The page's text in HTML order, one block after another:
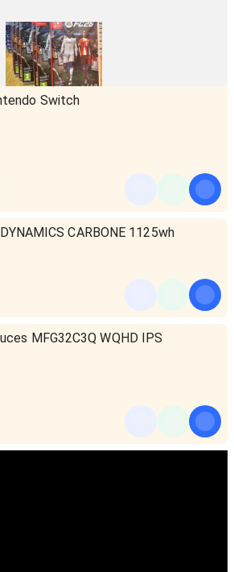
Switch
CARBONE 1125wh
MFG32C3Q WQHD IPS